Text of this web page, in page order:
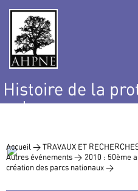
Histoire de la
nature
Accueil >TRAVAUX ET
Autres événements > 2010 : 50ème
création des parcs nationaux >